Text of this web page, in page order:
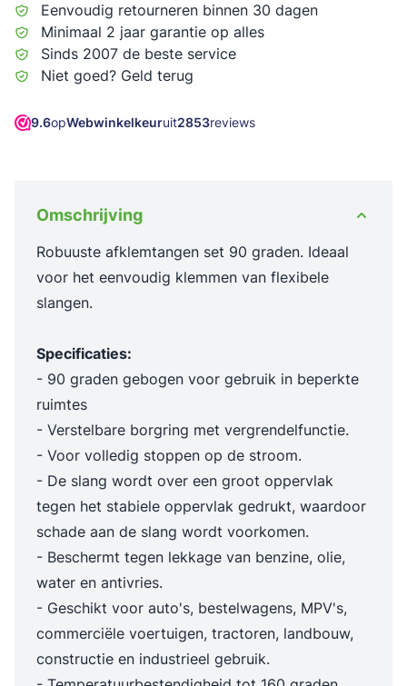
Eenvoudig retourneren binnen 30 dagen
Minimaal 2 jaar garantie op alles
Sinds 2007 de beste service
Niet goed? Geld terug
9.6opWebwinkelkeuruit2853reviews
Omschrijving
Robuuste afklemtangen set 90 graden. Ideaal
voor het eenvoudig klemmen van flexibele
slangen.
Specificaties:
- 90 graden gebogen voor gebruik in beperkte
ruimtes
- Verstelbare borgring met vergrendelfunctie.
- Voor volledig stoppen op de stroom.
- De slang wordt over een groot oppervlak
tegen het stabiele oppervlak gedrukt, waardoor
schade aan de slang wordt voorkomen.
- Beschermt tegen lekkage van benzine, olie,
water en antivries.
- Geschikt voor auto's, bestelwagens, MPV's,
commerciële voertuigen, tractoren, landbouw,
constructie en industrieel gebruik.